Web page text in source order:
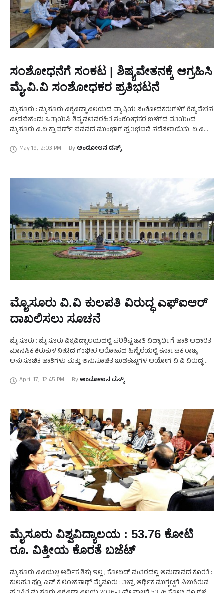
ಸಂಶೋಧನೆಗೆ ಸಂಕಟ | ಶಿಷ್ಯವೇತನಕ್ಕೆ ಆಗ್ರಹಿಸಿ
ಮೈ.ವಿ.ವಿ ಸಂಶೋಧಕರ ಪ್ರತಿಭಟನೆ
ಮೈಸೂರು : ಮೈಸೂರು ವಿಶ್ವವಿದ್ಯಾನಿಲಯದ ವ್ಯಾಪ್ತಿಯ ಸಂಶೋಧಕರುಗಳಿಗೆ ಶಿಷ್ಯವೇತನ
ನೀಡಬೇಕೆಂದು ಒತ್ತಾಯಿಸಿ ಶಿಷ್ಯವೇತನರಹಿತ ಸಂಶೋಧಕರ ಬಳಗದ ವತಿಯಿಂದ
ಮೈಸೂರು ವಿ.ವಿ ಕ್ರಾಫರ್ಡ್ ಭವನದ ಮುಂಭಾಗ ಪ್ರತಿಭಟನೆ ನಡೆಸಲಾಯಿತು. ವಿ.ವಿ
ಸಂಶೋಧನೆ ಕೈಗೊಂಡಿರುವ ಸಂಶೋಧಕರುಗಳು …
May 19, 2:03 PM By ಆಂದೋಲನ ಡೆಸ್ಕ್
ಮೈೂಸೂರು ವಿ.ವಿ ಕುಲಪತಿ ವಿರುದ್ಧ ಎಫ್‌ಐಆರ್‌
ದಾಖಲಿಸಲು ಸೂಚನೆ
ಮೈಸೂರು : ಮೈಸೂರು ವಿಶ್ವವಿದ್ಯಾಲಯದಲ್ಲಿ ಪರಿಶಿಷ್ಟ ಜಾತಿ ವಿದ್ಯಾರ್ಥಿಗೆ ಜಾತಿ ಆಧಾರಿತ
ಮಾನಸಿಕ ಕಿರುಕುಳ ನೀಡಿದ ಗಂಭೀರ ಆರೋಪದ ಹಿನ್ನೆಲೆಯಲ್ಲಿ ಕರ್ನಾಟಕ ರಾಜ್ಯ
ಅನುಸೂಚಿತ ಜಾತಿಗಳು ಮತ್ತು ಅನುಸೂಚಿತ ಬುಡಕಟ್ಟುಗಳ ಆಯೋಗ ವಿ.ವಿ ವಿರುದ್ಧ
April 17, 12:45 PM By ಆಂದೋಲನ ಡೆಸ್ಕ್
ಮೈಸೂರು ವಿಶ್ವವಿದ್ಯಾಲಯ : 53.76 ಕೋಟಿ
ರೂ. ವಿತ್ತೀಯ ಕೊರತೆ ಬಜೆಟ್
ಮೈಸೂರು ವಿವಿಯಲ್ಲಿ ಆರ್ಥಿಕ ಶಿಸ್ತು ಇಲ್ಲ ; ಕೋವಿಡ್ ನಂತರದಲ್ಲಿ ಅನುದಾನದ ಕೊರತೆ :
ಕುಲಪತಿ ಪ್ರೊ.ಎನ್.ಕೆ.ಲೋಕನಾಥ್ ಮೈಸೂರು : ತೀವ್ರ ಆರ್ಥಿಕ ಮುಗ್ಗಟ್ಟಿಗೆ ಸಿಲುಕಿರುವ